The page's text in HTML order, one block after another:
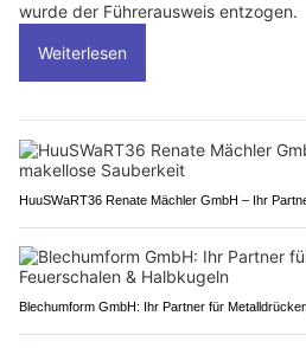
wurde der Führerausweis entzogen.
Weiterlesen
HuuSWaRT36 Renate Mächler GmbH – Ihr
Blechumform GmbH: Ihr Partner für